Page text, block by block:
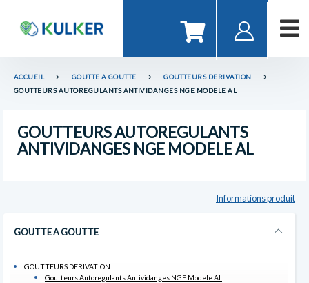
ACCUEIL GOUTTE A GOUTTE
GOUTTEURS DERIVATION
GOUTTEURS AUTOREGULANTS ANTIVIDANGES NGE MODELE AL
GOUTTEURS AUTOREGULANTS
ANTIVIDANGES NGE MODELE AL
Informations produit
GOUTTE A GOUTTE
GOUTTEURS DERIVATION
Goutteurs Autoregulants Antividanges NGE Modele AL